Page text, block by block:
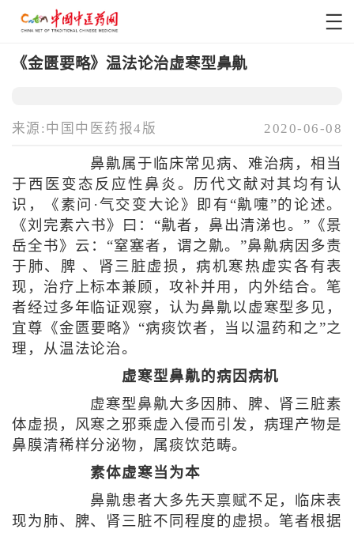
《金匮要略》温法论治虚寒型鼻鼽
来源:中国中医药报4版 2020-06-08
鼻鼽属于临床常见病、难治病，相当
于西医变态反应性鼻炎。历代文献对其均有认
识，《素问·气交变大论》即有“鼽嚏”的论述。
《刘完素六书》曰：“鼽者，鼻出清涕也。”《景
岳全书》云：“窒塞者，谓之鼽。”鼻鼽病因多责
于肺、脾 、肾三脏虚损，病机寒热虚实各有表
现，治疗上标本兼顾，攻补并用，内外结合。笔
者经过多年临证观察，认为鼻鼽以虚寒型多见，
宜尊《金匮要略》“病痰饮者，当以温药和之”之
理，从温法论治。
虚寒型鼻鼽的病因病机
虚寒型鼻鼽大多因肺、脾、肾三脏素
体虚损，风寒之邪乘虚入侵而引发，病理产物是
鼻膜清稀样分泌物，属痰饮范畴。
素体虚寒当为本
鼻鼽患者大多先天禀赋不足，临床表
现为肺、脾、肾三脏不同程度的虚损。笔者根据